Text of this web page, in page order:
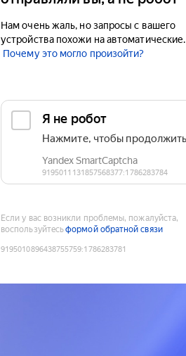
Нам очень жаль, но запросы с вашего
устройства похожи на автоматические.
Почему это могло произойти?
Если у вас возникли проблемы, пожалуйста,
воспользуйтесьформой обратной связи
9195010896438755759:1786283781